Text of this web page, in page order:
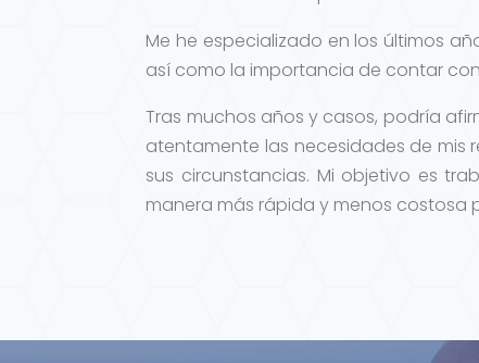
Me he especializado en los últimos
así como la importancia de contar
Tras muchos años y casos, podría
atentamente las necesidades de mis
sus circunstancias. Mi objetivo es
manera más rápida y menos costosa